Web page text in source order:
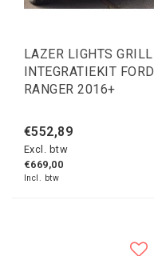
LAZER LIGHTS GRILL
INTEGRATIEKIT FORD
RANGER 2016+
€552,89
Excl. btw
€669,00
Incl. btw